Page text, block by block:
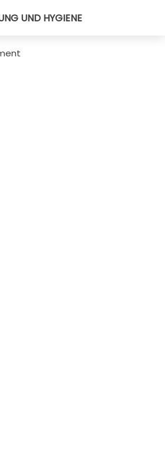
UND HYGIENE